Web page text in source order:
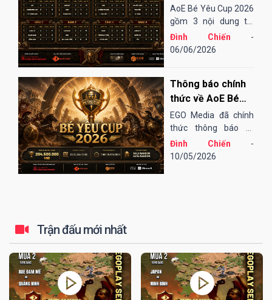
AoE Bé Yêu Cup
2026
AoE Bé Yêu Cup 2026
gồm 3 nội dung thi
đấu: Solo Random,
Solo Shang và 4vs4
Online qua nền tảng
EGOPLAY, các trận
bán kết và chung...
Đình Chiến -
06/06/2026
Thông báo chính
thức về AoE Bé
Yêu Cup 2026
EGO Media đã chính
thức thông báo tổ
chức giải đấu AoE Bé
Yêu Cup 2026 (lần
Đình Chiến -
10/05/2026
Trận đấu mới nhất